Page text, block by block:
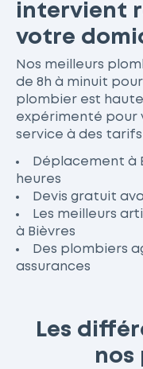
intervient
votre
Nos meilleurs
de 8h à minuit
plombier est
expérimenté pour
service à des tarifs
Déplacement à
heures
Devis gratuit
Les meilleurs
à Bièvres
Des plombiers
assurances
Les
nos